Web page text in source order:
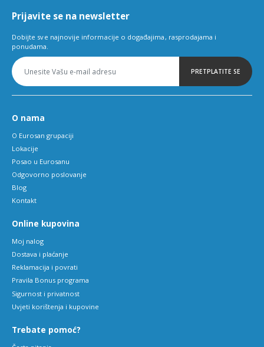
Prijavite se na newsletter
Dobijte sve najnovije informacije o događajima, rasprodajama i
ponudama.
PRETPLATITE SE
O nama
O Eurosan grupaciji
Lokacije
Posao u Eurosanu
Odgovorno poslovanje
Blog
Kontakt
Online kupovina
Moj nalog
Dostava i plaćanje
Reklamacija i povrati
Pravila Bonus programa
Sigurnost i privatnost
Uvjeti korištenja i kupovine
Trebate pomoć?